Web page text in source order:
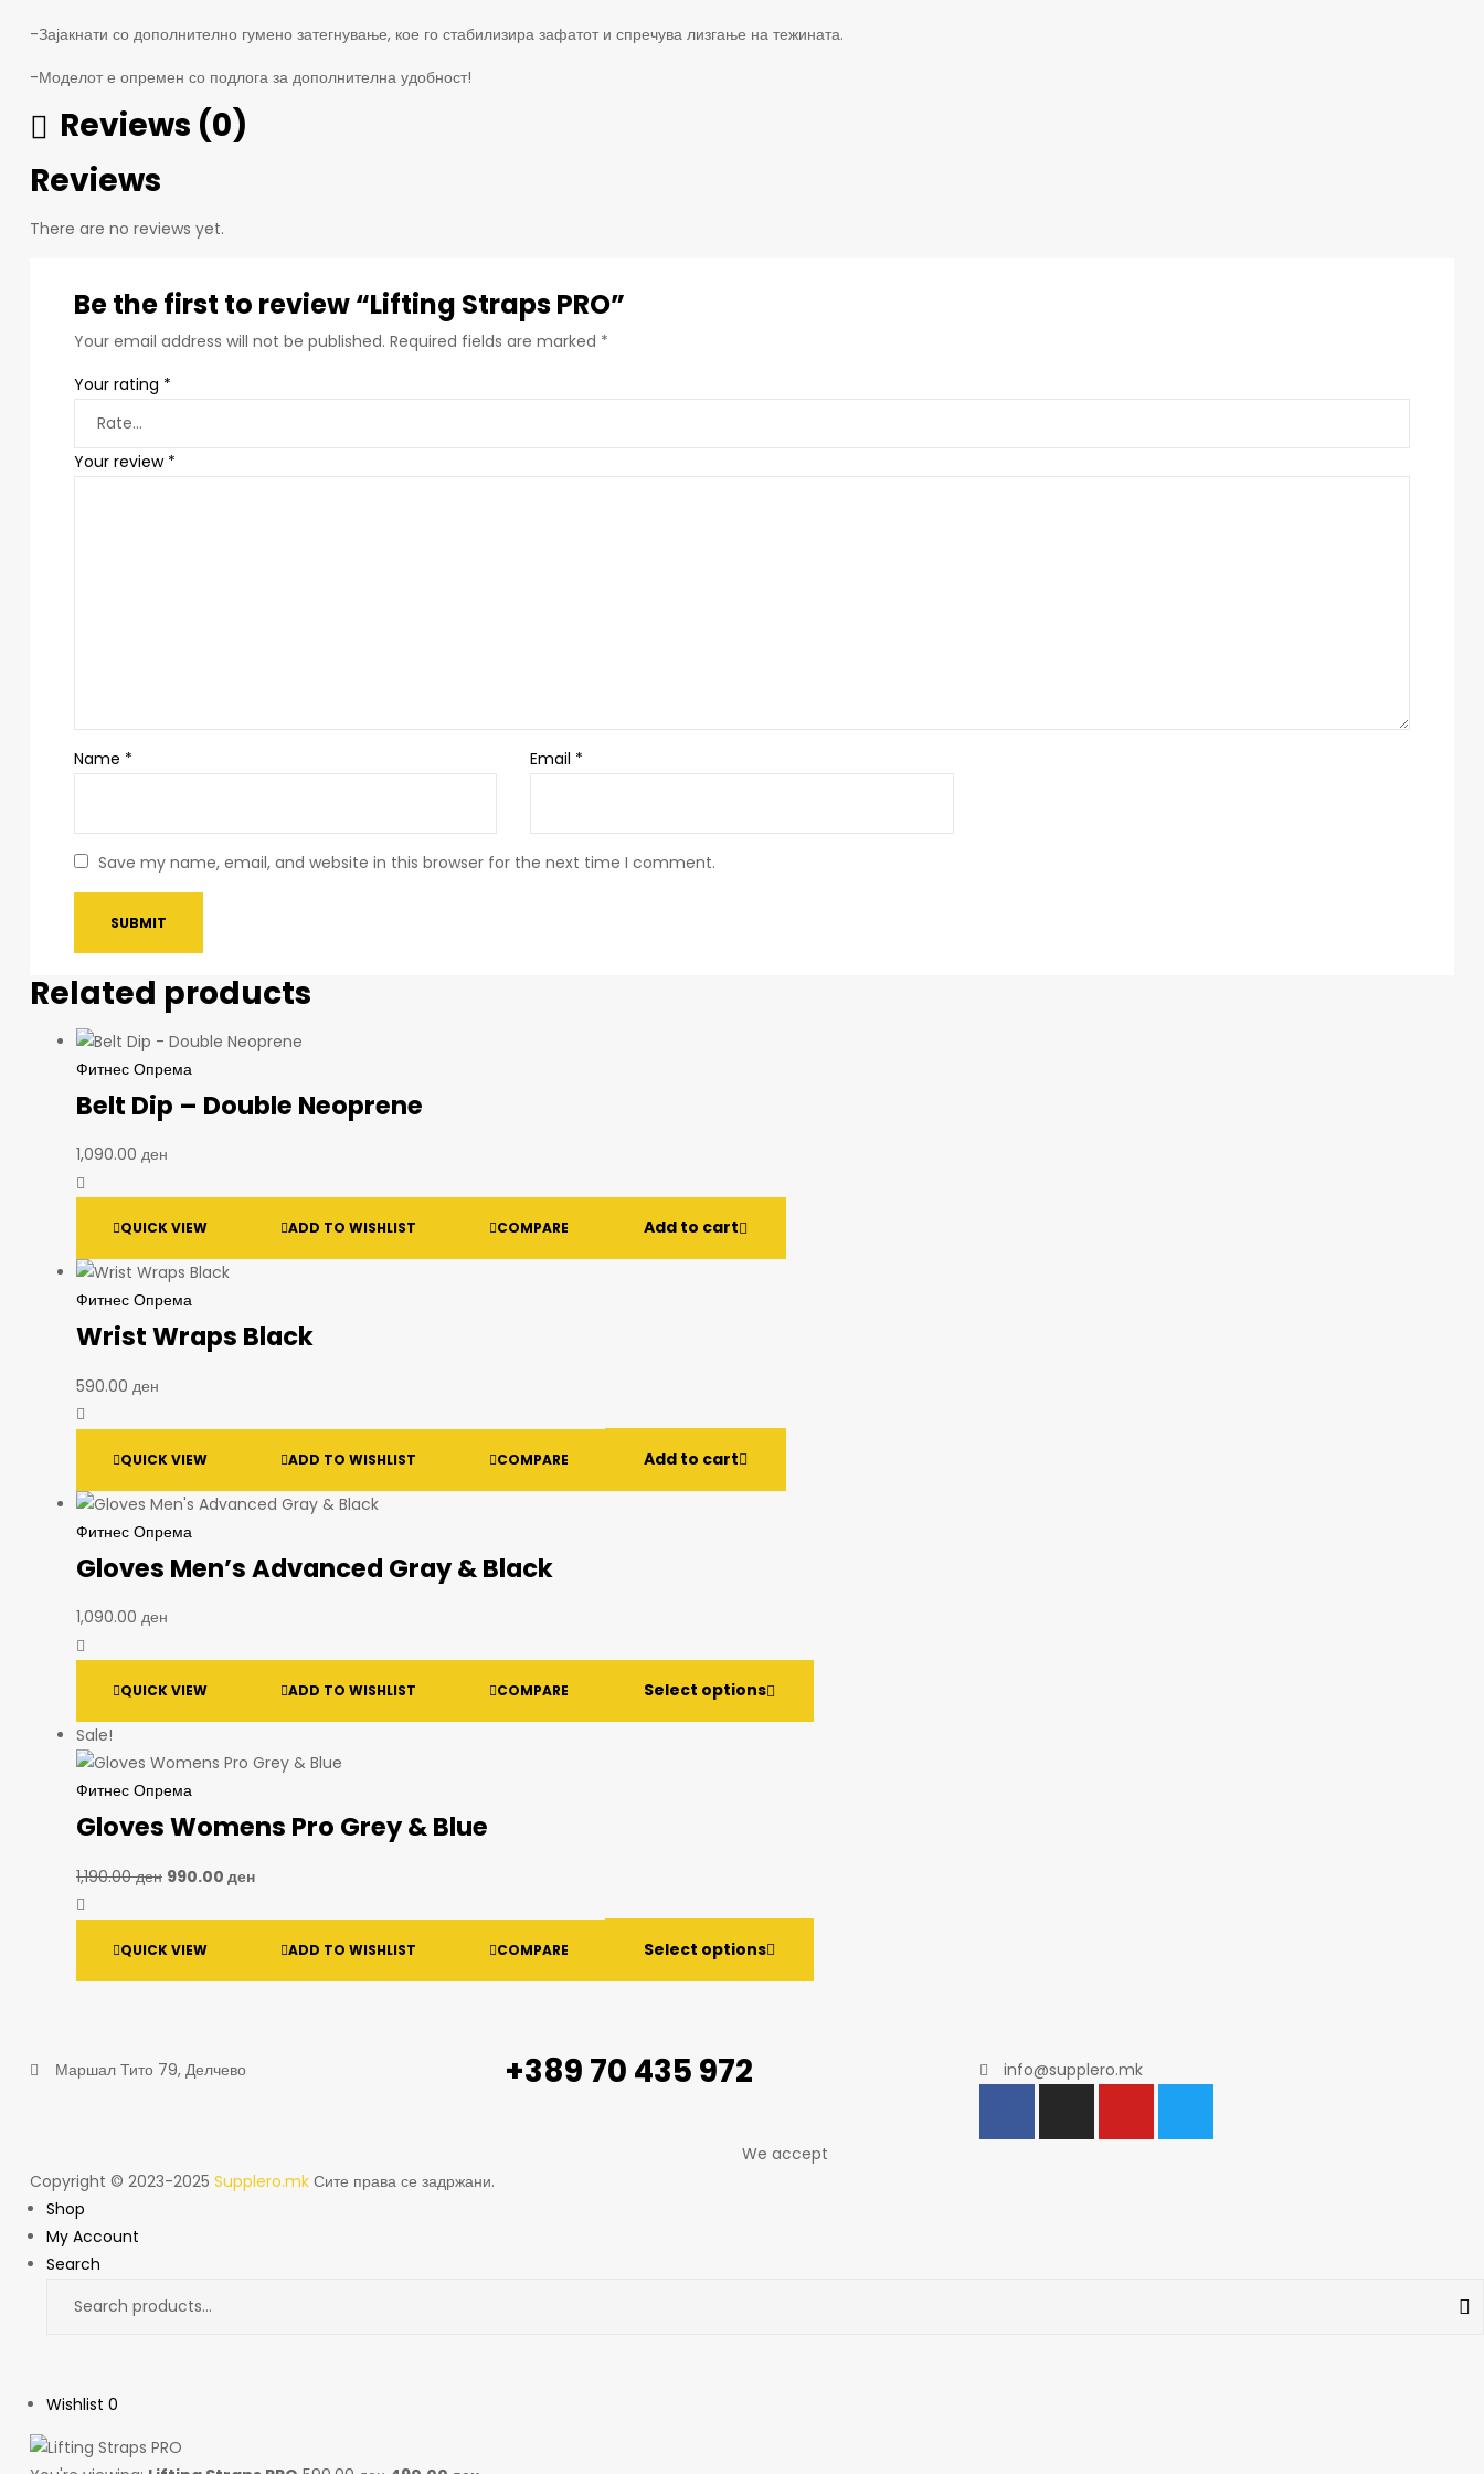
-Зајакнати со дополнително гумено затегнување, кое го стабилизира зафатот и спречува лизгање на тежината.
-Моделот е опремен со подлога за дополнителна удобност!
Reviews (0)
Reviews
There are no reviews yet.
Be the first to review “Lifting Straps PRO”
Your email address will not be published. Required fields are marked *
Your rating *
Your review *
Name * Email *
Save my name, email, and website in this browser for the next time I comment.
Related products
Фитнес Опрема
Belt Dip – Double Neoprene
1,090.00 ден
QUICK VIEW ADD TO WISHLIST COMPARE Add to cart
Фитнес Опрема
Wrist Wraps Black
590.00 ден
QUICK VIEW ADD TO WISHLIST COMPARE Add to cart
Фитнес Опрема
Gloves Men’s Advanced Gray & Black
1,090.00 ден
QUICK VIEW ADD TO WISHLIST COMPARE Select options
Sale!
Фитнес Опрема
Gloves Womens Pro Grey & Blue
1,190.00ден 990.00 ден
QUICK VIEW ADD TO WISHLIST COMPARE Select options
Маршал Тито 79, Делчево +389 70 435 972 info@supplero.mk
Copyright © 2023-2025 Supplero.mk Сите права се задржани.
We accept
Shop
My Account
Search
Wishlist 0